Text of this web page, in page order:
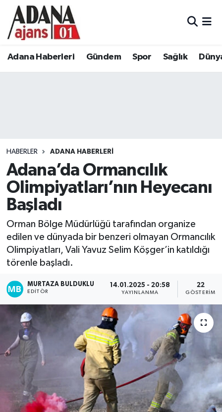
Adana Haberleri Gündem Spor Sağlık
HABERLER ADANA HABERLERI
Adana’da Ormancılık
Olimpiyatları’nın Heyecanı
Başladı
Orman Bölge Müdürlüğü tarafından organize
edilen ve dünyada bir benzeri olmayan Ormancılık
Olimpiyatları, Vali Yavuz Selim Köşger’in katıldığı
törenle başladı.
MURTAZA BULDUKLU
EDITÖR
14.01.2025 - 20:58
YAYINLANMA
22
GÖSTERIM
Adana Haberleri
Eğitim
Siyaset
Ekonomi
Kadın
Magazin
Yaşam
Adana Nöbetçi Eczaneler
Tüm Manşetler
Son Dakika Haberleri
Haber Arşivi